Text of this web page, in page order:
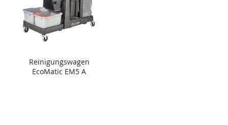
Reinigungswagen
EcoMatic EM5 A